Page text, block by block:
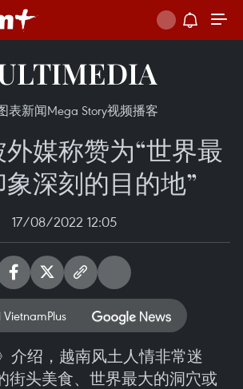
表新闻Mega Story视频播客
媒称赞为“世界最
深刻的目的地”
17/08/2022 12:05
介绍，越南风土人情非常迷
街头美食、世界最大的洞穴或